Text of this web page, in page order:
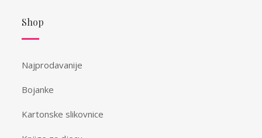
Shop
Najprodavanije
Bojanke
Kartonske slikovnice